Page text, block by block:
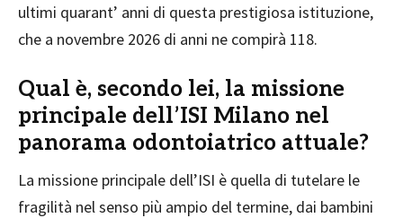
ultimi quarant’ anni di questa prestigiosa istituzione,
che a novembre 2026 di anni ne compirà 118.
Qual è, secondo lei, la missione
principale dell’ISI Milano nel
panorama odontoiatrico attuale?
La missione principale dell’ISI è quella di tutelare le
fragilità nel senso più ampio del termine, dai bambini